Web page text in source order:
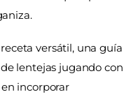
versátil, una guía
lentejas jugando con
en incorporar